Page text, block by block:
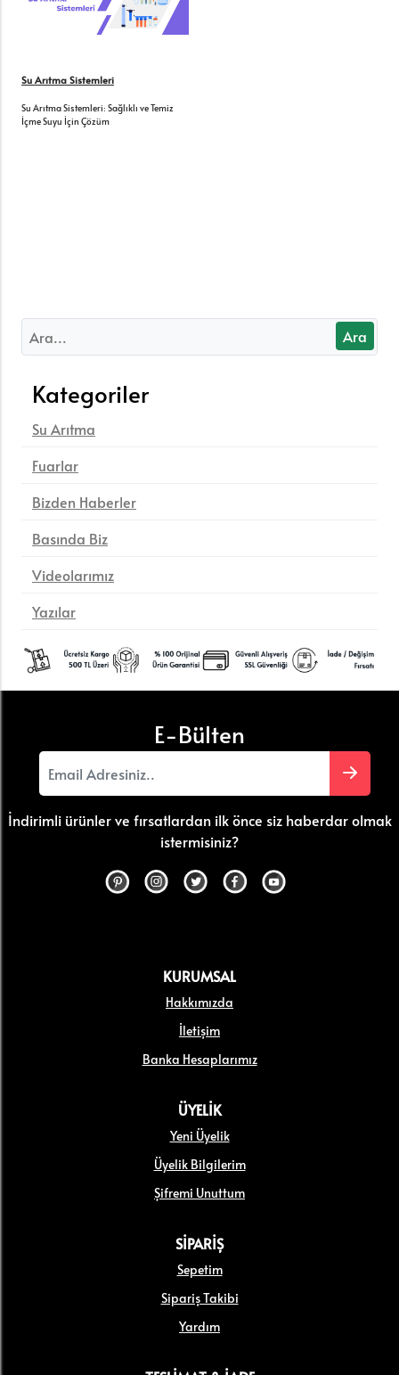
Su Arıtma Sistemleri
Su Arıtma Sistemleri: Sağlıklı ve Temiz
İçme Suyu İçin Çözüm
Kategoriler
Su Arıtma
Fuarlar
Bizden Haberler
Basında Biz
Videolarımız
Yazılar
E-Bülten
İndirimli ürünler ve fırsatlardan ilk önce siz haberdar olmak
istermisiniz?
KURUMSAL
Hakkımızda
İletişim
Banka Hesaplarımız
ÜYELİK
Yeni Üyelik
Üyelik Bilgilerim
Şifremi Unuttum
SİPARİŞ
Sepetim
Sipariş Takibi
Yardım